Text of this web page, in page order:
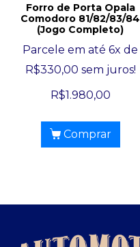
Forro de Porta Opala
Comodoro 81/82/83/84
(Jogo Completo)
Parcele em até 6x de
R$330,00 sem juros!
R$1.980,00
Comprar